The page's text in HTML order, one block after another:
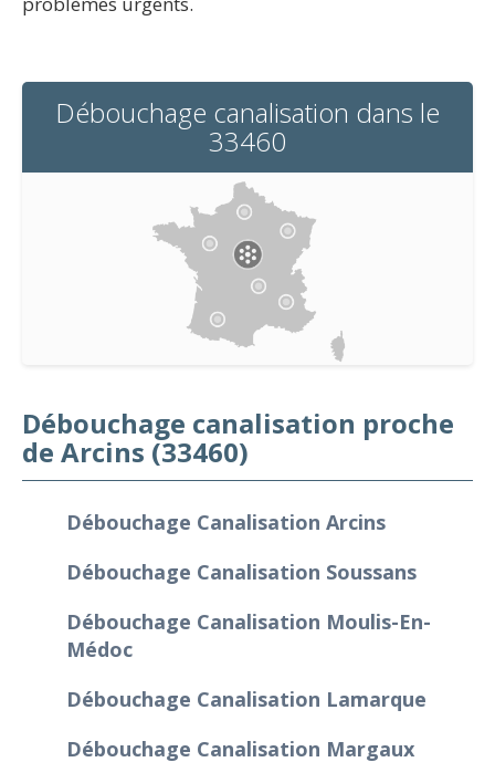
Débouchage canalisation dans le
33460
Débouchage canalisation proche
de Arcins (33460)
Débouchage Canalisation Arcins
Débouchage Canalisation Soussans
Débouchage Canalisation Moulis-En-
Médoc
Débouchage Canalisation Lamarque
Débouchage Canalisation Margaux